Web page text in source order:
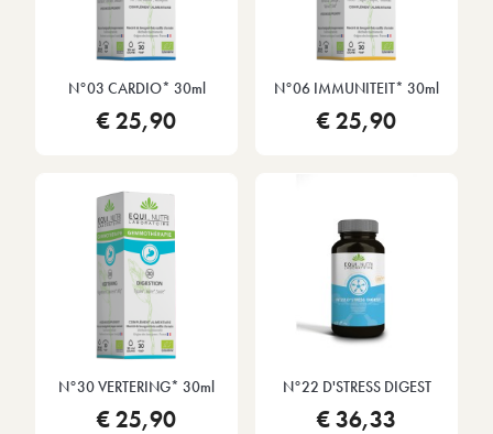
N°03 CARDIO* 30ml
€ 25,90
N°06 IMMUNITEIT* 30ml
€ 25,90
N°30 VERTERING* 30ml
€ 25,90
N°22 D'STRESS DIGEST
€ 36,33